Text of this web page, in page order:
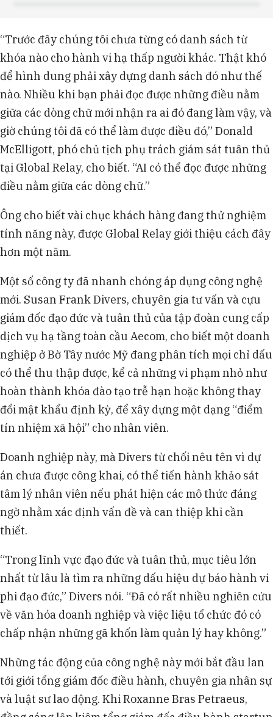
“Trước đây chúng tôi chưa từng có danh sách từ
khóa nào cho hành vi hạ thấp người khác. Thật khó
để hình dung phải xây dựng danh sách đó như thế
nào. Nhiều khi bạn phải đọc được những điều nằm
giữa các dòng chữ mới nhận ra ai đó đang làm vậy, và
giờ chúng tôi đã có thể làm được điều đó,” Donald
McElligott, phó chủ tịch phụ trách giám sát tuân thủ
tại Global Relay, cho biết. “AI có thể đọc được những
điều nằm giữa các dòng chữ.”
Ông cho biết vài chục khách hàng đang thử nghiệm
tính năng này, được Global Relay giới thiệu cách đây
hơn một năm.
Một số công ty đã nhanh chóng áp dụng công nghệ
mới. Susan Frank Divers, chuyên gia tư vấn và cựu
giám đốc đạo đức và tuân thủ của tập đoàn cung cấp
dịch vụ hạ tầng toàn cầu Aecom, cho biết một doanh
nghiệp ở Bờ Tây nước Mỹ đang phân tích mọi chỉ dấu
có thể thu thập được, kể cả những vi phạm nhỏ như
hoàn thành khóa đào tạo trễ hạn hoặc không thay
đổi mật khẩu định kỳ, để xây dựng một dạng “điểm
tín nhiệm xã hội” cho nhân viên.
Doanh nghiệp này, mà Divers từ chối nêu tên vì dự
án chưa được công khai, có thể tiến hành khảo sát
tâm lý nhân viên nếu phát hiện các mô thức đáng
ngờ nhằm xác định vấn đề và can thiệp khi cần
thiết.
“Trong lĩnh vực đạo đức và tuân thủ, mục tiêu lớn
nhất từ lâu là tìm ra những dấu hiệu dự báo hành vi
phi đạo đức,” Divers nói. “Đã có rất nhiều nghiên cứu
về văn hóa doanh nghiệp và việc liệu tổ chức đó có
chấp nhận những gã khốn làm quản lý hay không.”
Những tác động của công nghệ này mới bắt đầu lan
tới giới tổng giám đốc điều hành, chuyên gia nhân sự
và luật sư lao động. Khi Roxanne Bras Petraeus,